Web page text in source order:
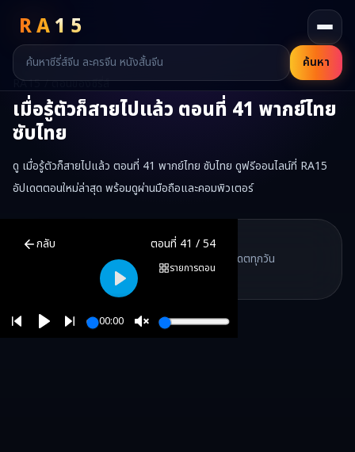
RA15
ค้นหา
RA15 / ตอนของซีรี่ส์
เมื่อรู้ตัวก็สายไปแล้ว ตอนที่ 41 พากย์ไทย
ซับไทย
ดู เมื่อรู้ตัวก็สายไปแล้ว ตอนที่ 41 พากย์ไทย ซับไทย ดูฟรีออนไลน์ที่ RA15
อัปเดตตอนใหม่ล่าสุด พร้อมดูผ่านมือถือและคอมพิวเตอร์
กลับ ตอนที่ 41 /54
รายการตอน
00:00
Play
เมื่อ
RA15 เป็นเว็บไซต์ดูซีรี่ส์จีนออนไลน์ฟรี ที่รวบรวมหนังจีน ละครจีน มิ
RA15 Drama
RA15 Drama
รวมซีรี่ส์จีน ละครสั้น หนังแนวตั้ง พากย์ไทย อัปเดตทุกวัน
RA15 Drama